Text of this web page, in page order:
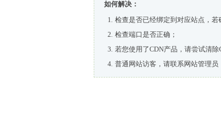
如何解决：
检查是否已经绑定到对应站点，
检查端口是否正确；
若您使用了CDN产品，请尝试清除
普通网站访客，请联系网站管理员